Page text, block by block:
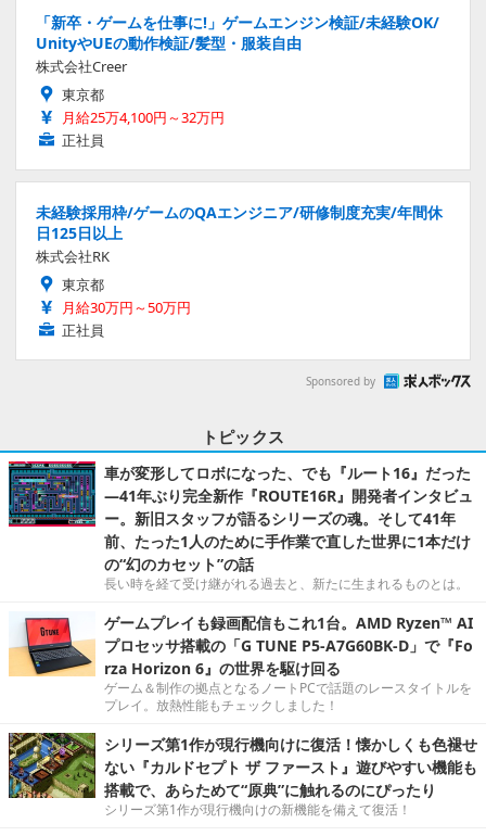
「新卒・ゲームを仕事に!」ゲームエンジン検証/未経験OK/
UnityやUEの動作検証/髪型・服装自由
株式会社Creer
東京都
月給25万4,100円～32万円
正社員
未経験採用枠/ゲームのQAエンジニア/研修制度充実/年間休
日125日以上
株式会社RK
東京都
月給30万円～50万円
正社員
Sponsored by
トピックス
車が変形してロボになった、でも『ルート16』だった
―41年ぶり完全新作『ROUTE16R』開発者インタビュ
ー。新旧スタッフが語るシリーズの魂。そして41年
前、たった1人のために手作業で直した世界に1本だけ
の“幻のカセット”の話
長い時を経て受け継がれる過去と、新たに生まれるものとは。
ゲームプレイも録画配信もこれ1台。AMD Ryzen™ AI
プロセッサ搭載の「G TUNE P5-A7G60BK-D」で『Fo
rza Horizon 6』の世界を駆け回る
ゲーム＆制作の拠点となるノートPCで話題のレースタイトルを
プレイ。放熱性能もチェックしました！
シリーズ第1作が現行機向けに復活！懐かしくも色褪せ
ない『カルドセプト ザ ファースト』遊びやすい機能も
搭載で、あらためて“原典”に触れるのにぴったり
シリーズ第1作が現行機向けの新機能を備えて復活！